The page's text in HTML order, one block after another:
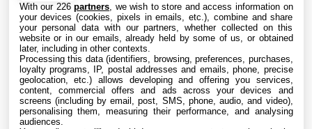
Apple augmente les valeurs de reprise des
iPhone, iPad, Mac et Apple Watch
With our 226partners , we wish to store and access information on
your devices (cookies, pixels in emails, etc.), combine and share
your personal data with our partners, whether collected on this
website or in our emails, already held by some of us, or obtained
later, including in other contexts.
Processing this data (identifiers, browsing, preferences, purchases,
loyalty programs, IP, postal addresses and emails, phone, precise
geolocation, etc.) allows developing and offering you services,
content, commercial offers and ads across your devices and
screens (including by email, post, SMS, phone, audio, and video),
personalising them, measuring their performance, and analysing
audiences.